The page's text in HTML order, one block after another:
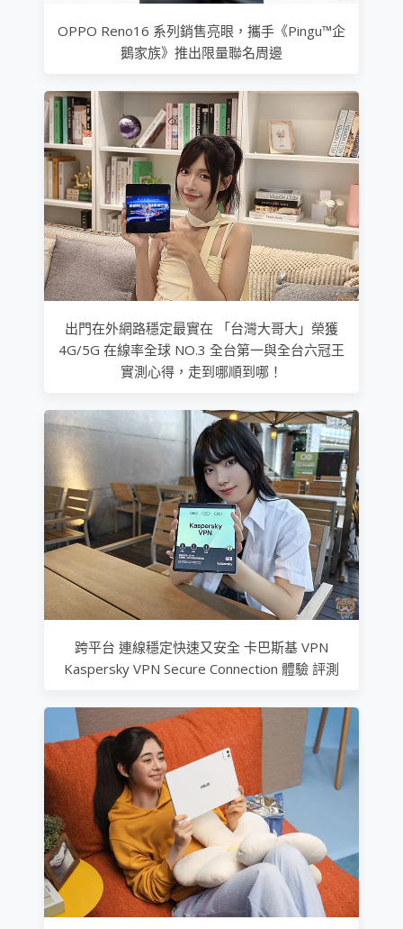
OPPO Reno16 系列銷售亮眼，攜手《Pingu™企
鵝家族》推出限量聯名周邊
出門在外網路穩定最實在 「台灣大哥大」榮獲
4G/5G 在線率全球 NO.3 全台第一與全台六冠王
實測心得，走到哪順到哪！
跨平台 連線穩定快速又安全 卡巴斯基 VPN
Kaspersky VPN Secure Connection 體驗 評測